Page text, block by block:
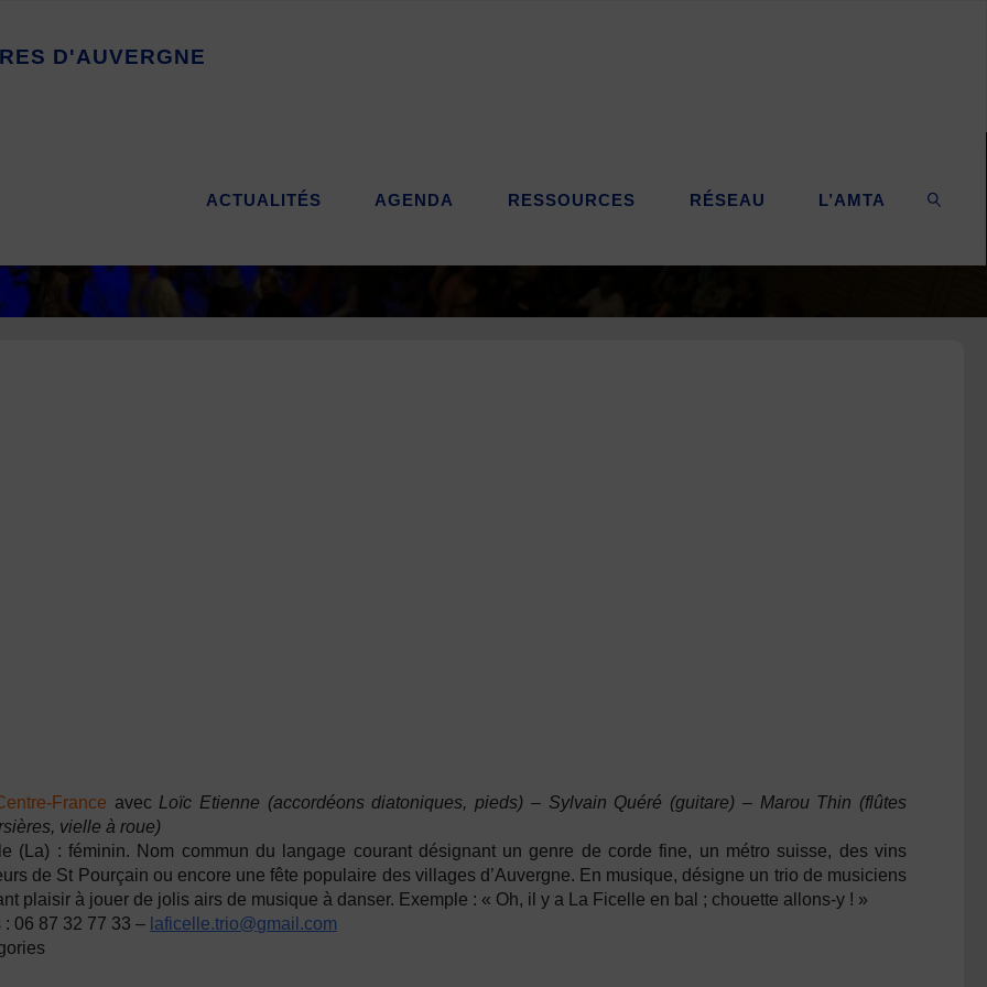
RES D'AUVERGNE
ACTUALITÉS AGENDA RESSOURCES RÉSEAU L’AMTA
France avec Loïc Etienne (accordéons diatoniques, pieds) – Sylvain Quéré (guitare) – Marou Thin (flûtes
vielle à roue)
(La) : féminin. Nom commun du langage courant désignant un genre de corde fine, un métro suisse, des vins
de St Pourçain ou encore une fête populaire des villages d’Auvergne. En musique, désigne un trio de musiciens
plaisir à jouer de jolis airs de musique à danser. Exemple : « Oh, il y a La Ficelle en bal ; chouette allons-y ! »
:06 87 32 77 33 – laficelle.trio@gmail.com